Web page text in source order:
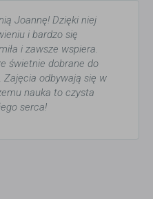
Joannę! Dzięki niej
i bardzo się
i zawsze wspiera.
świetnie dobrane do
Zajęcia odbywają się w
nauka to czysta
serca!